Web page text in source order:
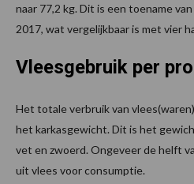
naar 77,2 kg. Dit is een toename
2017, wat vergelijkbaar is met vier
Vleesgebruik per
Het totale verbruik van
het karkasgewicht. Dit is het
vet en zwoerd. Ongeveer de helft
uit vlees voor consumptie.